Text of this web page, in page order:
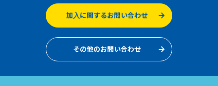
加入に関するお問い合わせ
その他のお問い合わせ